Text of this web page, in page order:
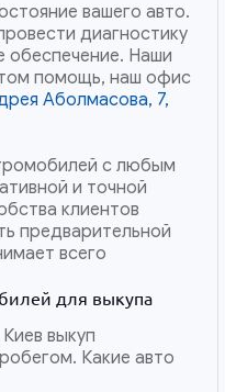
вашего авто.
диагностику
обеспечение. Наши
помощь, наш офис
Аболмасова, 7,
с любым
и точной
клиентов
предварительной
всего
для выкупа
выкуп
Какие авто